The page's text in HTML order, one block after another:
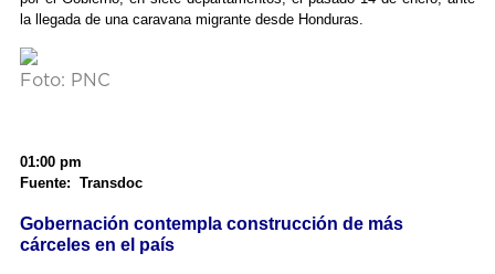
la llegada de una caravana migrante desde Honduras.
Foto: PNC
01:00 pm
Fuente: Transdoc
Gobernación contempla construcción de más
cárceles en el país